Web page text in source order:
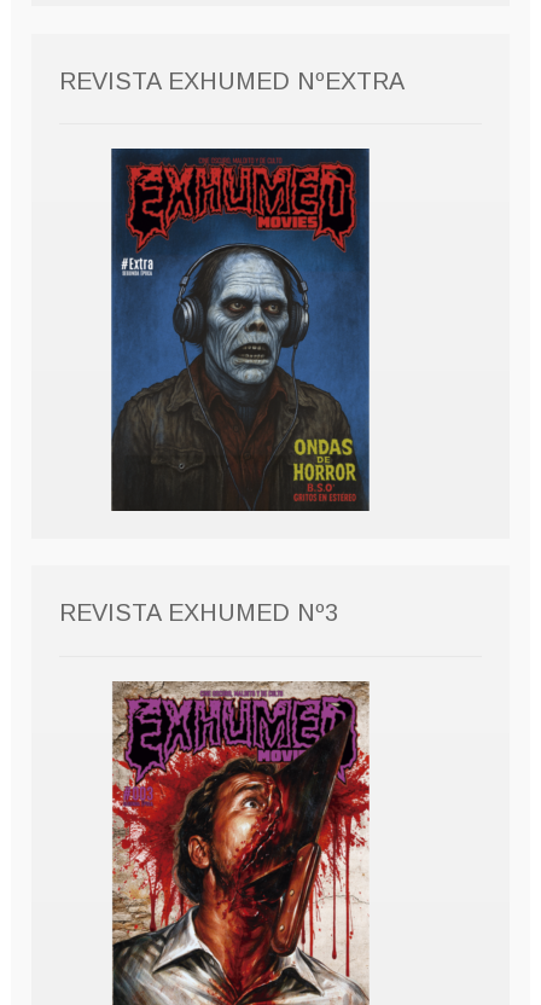
REVISTA EXHUMED NºEXTRA
REVISTA EXHUMED Nº3